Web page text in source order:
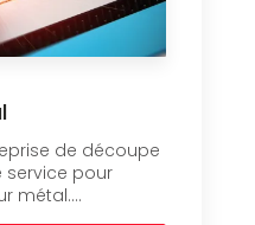
de découpe
service pour
métal....